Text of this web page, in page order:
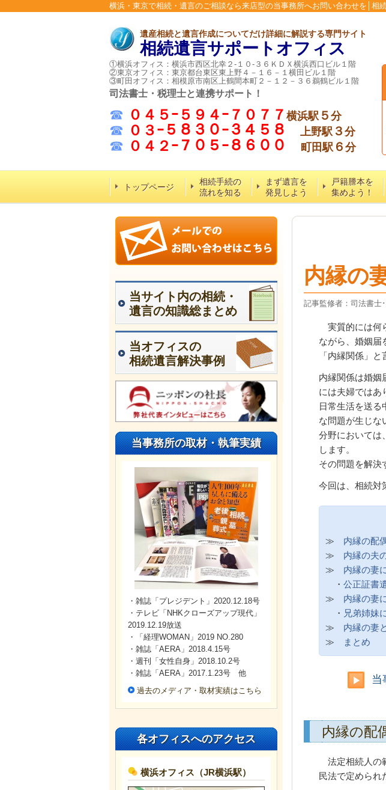
横浜・東京で相続・遺言のご相談なら来店型の当事務所へお問い合わせを│相
遺産相続と遺言作成についてだけ詳細に解説する専門サイト
相続遺言サポートオフィス
①横浜オフィス：横浜市西区北幸２-１０-３６ＫＤＸ横浜西口ビル１階
②東京オフィス：東京都台東区東上野４－１６－１横田ビル１階
③町田オフィス：相模原市南区上鶴間本町２－１２－３６鵜鶴ビル１階
司法書士・税理士と連携サポート！
☎ ０４５ｰ５９４ｰ７０７７ 横浜駅 ５ 分
☎ ０３ｰ５８３０ｰ３４５８ 上野駅 ３ 分
☎ ０４２ｰ７０５ｰ８６００ 町田駅 ６ 分
トップページ
相続手続の
流れを知る
まず遺言を
発見しよう
戸籍謄本を
集めよう！
内縁の
記事監修者：司法書士
実質的には何
ながら、婚姻届
「内縁関係」と
内縁関係は婚姻
には夫婦ではあ
日常生活を送る
な問題が生じな
分野においては
します。
その問題を解決
今回は、相続対
≫ 内縁の配
≫ 内縁の夫
≫ 内縁の妻
・ 公正証書
≫ 内縁の妻
・ 兄弟姉妹
≫ 内縁の妻
≫
まとめ
当
内縁の配
法定相続人の
民法で定められ
当サイト内の相続・
遺言の知識総まとめ
当オフィスの
相続遺言解決事例
当事務所の取材・執筆実績
・雑誌「プレジデント」2020.12.18号
・テレビ「NHKクローズアップ現代」
2019.12.19放送
・「経理WOMAN」2019 NO.280
・雑誌「AERA」2018.4.15号
・週刊「女性自身」2018.10.2号
・雑誌「AERA」2017.1.23号 他
過去のメディア・取材実績はこちら
各オフィスへのアクセス
横浜オフィス（JR横浜駅）